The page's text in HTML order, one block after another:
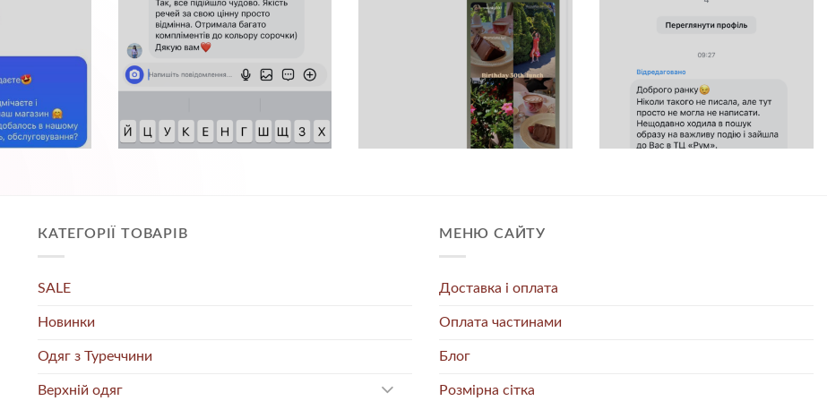
КАТЕГОРІЇ ТОВАРІВ
SALE
Новинки
Одяг з Туреччини
Верхній одяг
МЕНЮ САЙТУ
Доставка і оплата
Оплата частинами
Блог
Розмірна сітка